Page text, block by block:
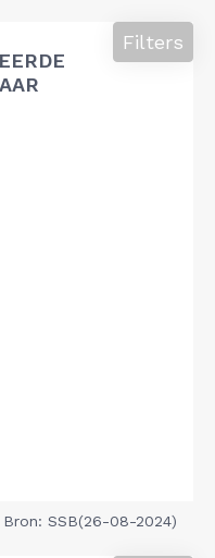
Filters
Bron: SSB(26-08-2024)